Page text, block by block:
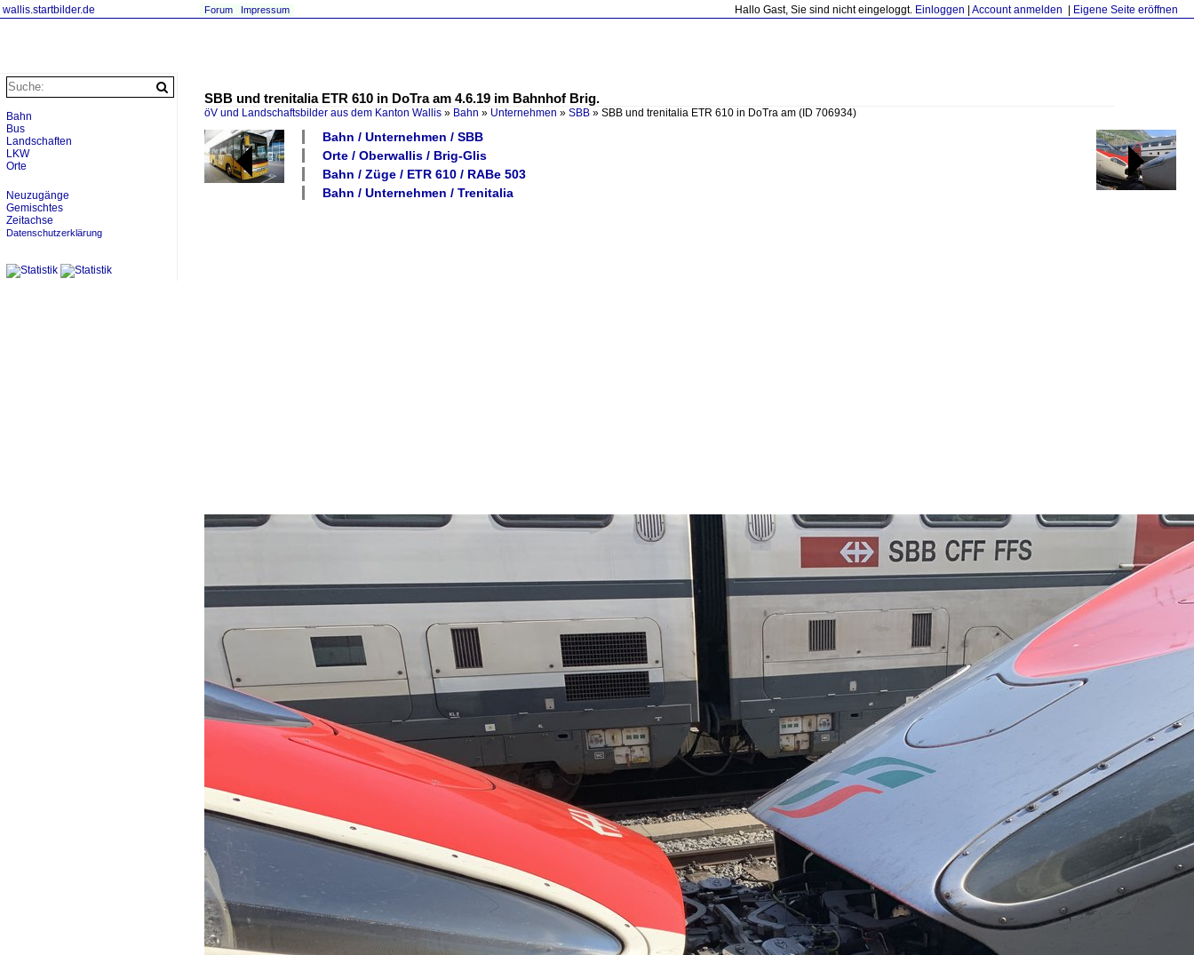
wallis.startbilder.de Hallo Gast, Sie sind nicht eingeloggt. Einloggen Account anmelden Eigene Seite eröffnen
Forum Impressum
SBB und trenitalia ETR 610 in DoTra am 4.6.19 im Bahnhof Brig.
öV und Landschaftsbilder aus dem Kanton Wallis » Bahn » Unternehmen » SBB » SBB und trenitalia ETR 610 in DoTra am (ID 706934)
Bahn / Unternehmen / SBB
Orte / Oberwallis / Brig-Glis
Bahn / Züge / ETR 610 / RABe 503
Bahn / Unternehmen / Trenitalia
Bahn
Bus
Landschaften
LKW
Orte
Neuzugänge
Gemischtes
Zeitachse
Datenschutzerklärung